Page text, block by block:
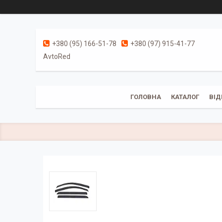
+380 (95) 166-51-78
+380 (97) 915-41-77
AvtoRed
ГОЛОВНА КАТАЛОГ